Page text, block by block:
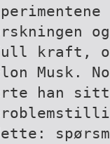
kraft,
Musk.
han